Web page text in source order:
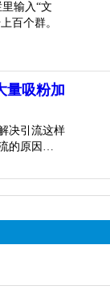
输入“文
百个群。
量吸粉加
决引流这样
的原因…